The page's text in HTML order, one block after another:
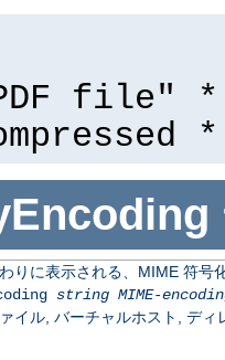
file"
りに表示される、MIME 符号
string MIME-
イル, バーチャルホスト, ディ